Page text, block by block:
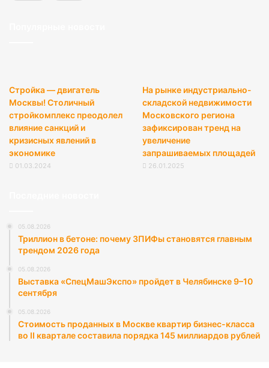
Стройка — двигатель
Москвы! Столичный
стройкомплекс преодолел
влияние санкций и
кризисных явлений в
экономике
01.03.2024
На рынке индустриально-
складской недвижимости
Московского региона
зафиксирован тренд на
увеличение
запрашиваемых площадей
26.01.2025
05.08.2026
Триллион в бетоне: почему ЗПИФы становятся главным
трендом 2026 года
05.08.2026
Выставка «СпецМашЭкспо» пройдет в Челябинске 9–10
сентября
05.08.2026
Стоимость проданных в Москве квартир бизнес-класса
во II квартале составила порядка 145 миллиардов рублей